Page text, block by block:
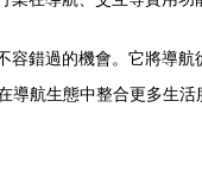
錯過的機會。它將導
航生態中整合更多生